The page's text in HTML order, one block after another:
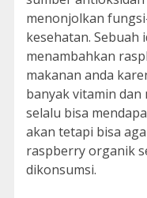
menonjolkan
kesehatan. Sebuah
menambahkan
makanan anda
banyak vitamin dan
selalu bisa
akan tetapi bisa
raspberry organik
dikonsumsi.